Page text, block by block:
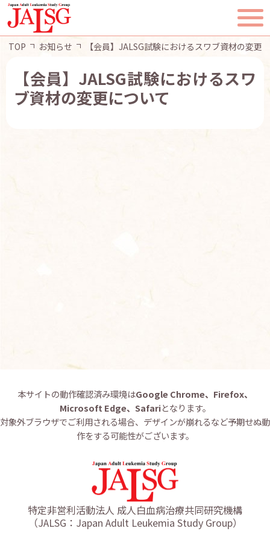
TOP
会員ページ
TOP お知らせ 【会員】JALSG試験におけるスワブ資材の変更
【会員】JALSG試験におけるスワ
ブ資材の変更について
本サイトの動作確認済み環境はGoogle Chrome、Firefox、
Microsoft Edge、Safariとなります。
対象外ブラウザでご利用される場合、デザインが崩れるなど予期せぬ動
作をする可能性がございます。
特定非営利活動法人 成人白血病治療共同研究機構
（JALSG：Japan Adult Leukemia Study Group）